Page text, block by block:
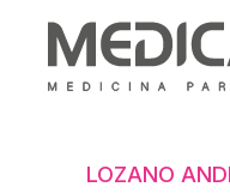
LOZANO